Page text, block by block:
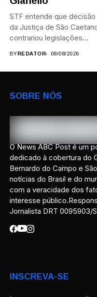
STF entende que decisão
da Justiça de São
contrariou legislações
BYREDATOR 08/08/2026
SOBRE NÓS
O News ABC Post é um
dedicado à cobertura do
Bernardo do Campo e
notícias do Brasil e do
com a veracidade dos
interesse
Jornalista DRT 0095903/
INSCREVA-SE